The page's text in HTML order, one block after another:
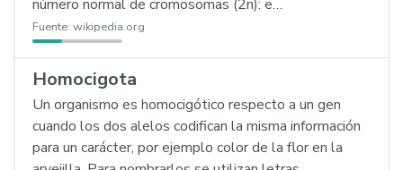
número normal de cromosomas (2n): e…
Fuente: wikipedia.org
Homocigota
Un organismo es homocigótico respecto a un gen
cuando los dos alelos codifican la misma información
para un carácter, por ejemplo color de la flor en la